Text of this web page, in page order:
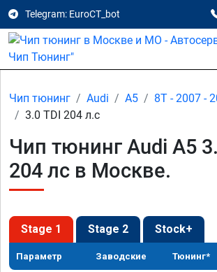
Telegram: EuroCT_bot
Чип тюнинг Audi A5 8T - 2007 -
3.0 TDI 204 л.с
Чип тюнинг Audi A5
204 лс в Москве.
Stage 1 Stage 2 Stock+
Параметр Заводские Тюнинг*